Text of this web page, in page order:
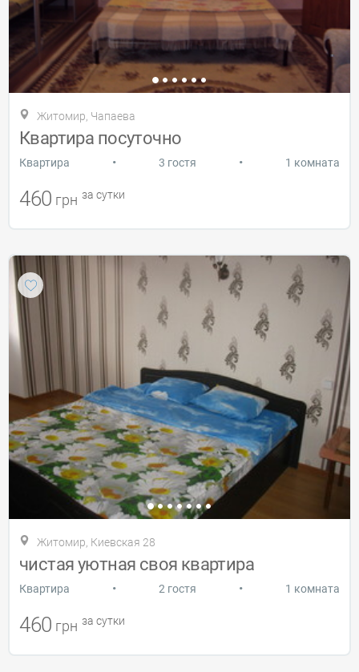
Житомир, Чапаева
Квартира посуточно
Квартира • 3 гостя • 1 комната
460 грн за сутки
Житомир, Киевская 28
чистая уютная своя квартира
Квартира • 2 гостя • 1 комната
460 грн за сутки